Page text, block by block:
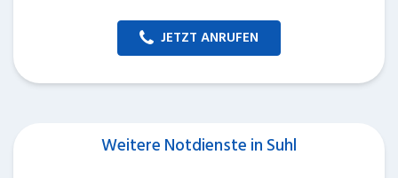
JETZT ANRUFEN
Weitere Notdienste in Suhl